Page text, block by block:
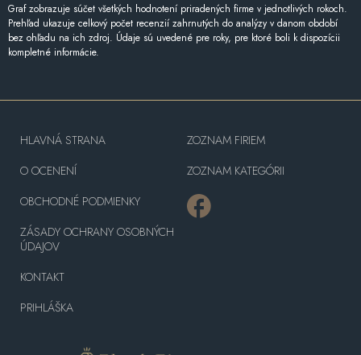
Graf zobrazuje súčet všetkých hodnotení priradených firme v jednotlivých rokoch.
Prehľad ukazuje celkový počet recenzií zahrnutých do analýzy v danom období
bez ohľadu na ich zdroj. Údaje sú uvedené pre roky, pre ktoré boli k dispozícii
kompletné informácie.
HLAVNÁ STRANA
O OCENENÍ
OBCHODNÉ PODMIENKY
ZÁSADY OCHRANY OSOBNÝCH
ÚDAJOV
KONTAKT
PRIHLÁŠKA
ZOZNAM FIRIEM
ZOZNAM KATEGÓRII